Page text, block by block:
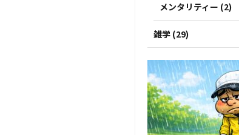
メンタリティー (2)
雑学 (29)